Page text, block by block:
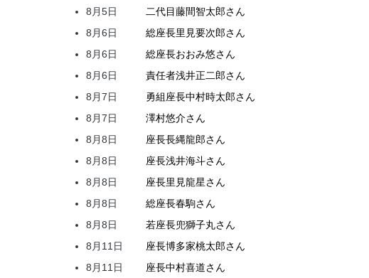
8月5日
二代目藤間智太郎さん
8月6日
総座長里見要次郎さん
8月6日
総座長おおみ悠さん
8月6日
責任者浅井正二郎さん
8月7日
勇組座長中村時太郎さん
8月7日
澤村悠介さん
8月8日
座長長縄龍郎さん
8月8日
座長浅井海斗さん
8月8日
座長里見龍星さん
8月8日
総座長春駒さん
8月8日
若座長兜獅子丸さん
8月11日
座長博多家桃太郎さん
8月11日
座長中村喜道さん